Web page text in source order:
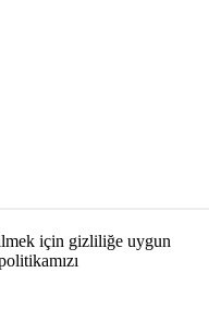
için gizliliğe uygun